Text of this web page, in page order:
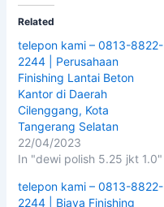
Related
telepon kami – 0813-8822-
2244 | Perusahaan
Finishing Lantai Beton
Kantor di Daerah
Cilenggang, Kota
Tangerang Selatan
22/04/2023
In "dewi polish 5.25 jkt 1.0"
telepon kami – 0813-8822-
2244 | Biaya Finishing